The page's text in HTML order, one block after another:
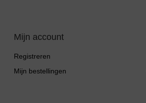
Mijn account
Registreren
Mijn bestellingen